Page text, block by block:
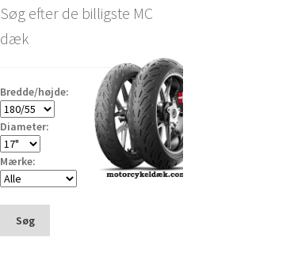
Søg efter de billigste MC
dæk
Bredde/højde:
Diameter:
Mærke:
Søg